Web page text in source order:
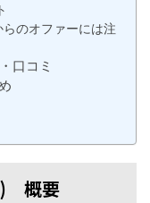
のオファーには注
口コミ
) 概要